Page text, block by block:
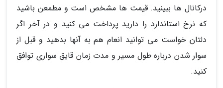
درکانال ها ببینید. قیمت ها مشخص است و مطمعن باشید
که نرخ استاندارد را دارید پرداخت می کنید و در آخر اگر
دلتان خواست می توانید انعام هم به آنها بدهید و قبل از
سوار شدن درباره طول مسیر و مدت زمان قایق سواری توافق
کنید.